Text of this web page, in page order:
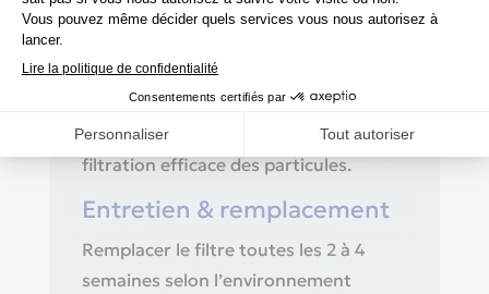
SleepCubedeDeVilbiss / Drive
Matériaux
Mousse fine blanche assurant une
filtration efficace des particules.
Entretien & remplacement
Remplacer le filtre toutes les 2 à 4
semaines selon l’environnement